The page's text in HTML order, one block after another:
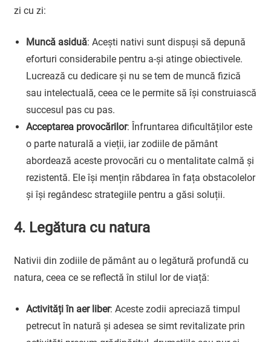
zi cu zi:
Muncă asiduă: Acești nativi sunt dispuși să depună
eforturi considerabile pentru a-și atinge obiectivele.
Lucrează cu dedicare și nu se tem de muncă fizică
sau intelectuală, ceea ce le permite să își construiască
succesul pas cu pas.
Acceptarea provocărilor: Înfruntarea dificultăților este
o parte naturală a vieții, iar zodiile de pământ
abordează aceste provocări cu o mentalitate calmă și
rezistentă. Ele își mențin răbdarea în fața obstacolelor
și își regândesc strategiile pentru a găsi soluții.
4. Legătura cu natura
Nativii din zodiile de pământ au o legătură profundă cu
natura, ceea ce se reflectă în stilul lor de viață:
Activități în aer liber: Aceste zodii apreciază timpul
petrecut în natură și adesea se simt revitalizate prin